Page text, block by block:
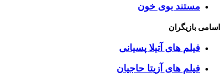
مستند بوی خون
اسامی بازیگران
فیلم های آتیلا پسیانی
فیلم های آزیتا حاجیان